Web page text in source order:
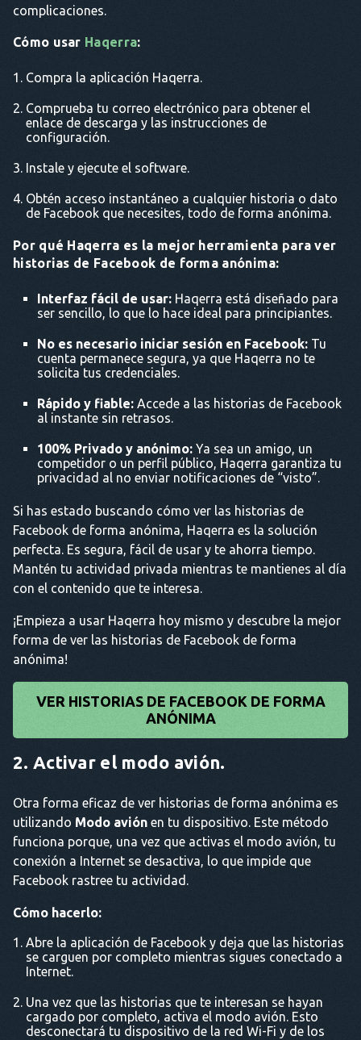
complicaciones.
Cómo usar Haqerra:
Compra la aplicación Haqerra.
Comprueba tu correo electrónico para obtener el
enlace de descarga y las instrucciones de
configuración.
Instale y ejecute el software.
Obtén acceso instantáneo a cualquier historia o dato
de Facebook que necesites, todo de forma anónima.
Por qué Haqerra es la mejor herramienta para ver
historias de Facebook de forma anónima:
Interfaz fácil de usar: Haqerra está diseñado para
ser sencillo, lo que lo hace ideal para principiantes.
No es necesario iniciar sesión en Facebook: Tu
cuenta permanece segura, ya que Haqerra no te
solicita tus credenciales.
Rápido y fiable: Accede a las historias de Facebook
al instante sin retrasos.
100% Privado y anónimo: Ya sea un amigo, un
competidor o un perfil público, Haqerra garantiza tu
privacidad al no enviar notificaciones de “visto”.
Si has estado buscando cómo ver las historias de
Facebook de forma anónima, Haqerra es la solución
perfecta. Es segura, fácil de usar y te ahorra tiempo.
Mantén tu actividad privada mientras te mantienes al día
con el contenido que te interesa.
¡Empieza a usar Haqerra hoy mismo y descubre la mejor
forma de ver las historias de Facebook de forma
anónima!
VER HISTORIAS DE FACEBOOK DE FORMA
ANÓNIMA
2. Activar el modo avión.
Otra forma eficaz de ver historias de forma anónima es
utilizando Modo avión en tu dispositivo. Este método
funciona porque, una vez que activas el modo avión, tu
conexión a Internet se desactiva, lo que impide que
Facebook rastree tu actividad.
Cómo hacerlo:
Abre la aplicación de Facebook y deja que las historias
se carguen por completo mientras sigues conectado a
Internet.
Una vez que las historias que te interesan se hayan
cargado por completo, activa el modo avión. Esto
desconectará tu dispositivo de la red Wi-Fi y de los